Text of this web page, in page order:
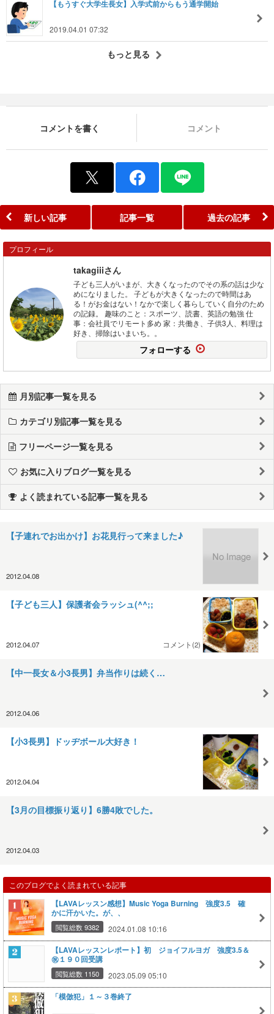
【もうすぐ大学生長女】入学式前からもう通学開始
2019.04.01 07:32
もっと見る
コメントを書く コメント
新しい記事 記事一覧 過去の記事
プロフィール
takagiiiさん
子ども三人がいまが、大きくなったのでその系の話は少な
めになりました。 子どもが大きくなったので時間はあ
る！がお金はない！なかで楽しく暮らしていく自分のため
の記録。 趣味のこと：スポーツ、読書、英語の勉強 仕
事：会社員でリモート多め 家：共働き、子供3人、料理は
好き、掃除はいまいち。。
フォローする
月別記事一覧を見る
カテゴリ別記事一覧を見る
フリーページ一覧を見る
お気に入りブログ一覧を見る
よく読まれている記事一覧を見る
【子連れでお出かけ】お花見行って来ました♪
2012.04.08
【子ども三人】保護者会ラッシュ(^^;;
2012.04.07 コメント(2)
【中一長女＆小3長男】弁当作りは続く…
2012.04.06
【小3長男】ドッヂボール大好き！
2012.04.04
【3月の目標振り返り】6勝4敗でした。
2012.04.03
このブログでよく読まれている記事
【LAVAレッスン感想】Music Yoga Burning 強度3.5 確
かに汗かいた。が、、
閲覧総数 9382 2024.01.08 10:16
【LAVAレッスンレポート】初 ジョイフルヨガ 強度3.5＆
㊗１９０回受講
閲覧総数 1150 2023.05.09 05:10
「模倣犯」１～３巻終了